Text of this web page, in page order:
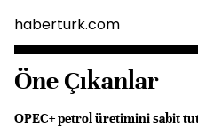
haberturk.com
Öne Çıkanlar
OPEC+ petrol üretimini sabit